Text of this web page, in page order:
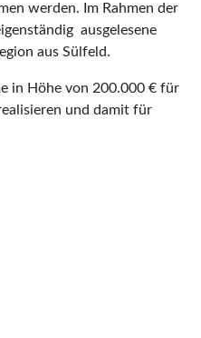
werden. Im Rahmen der
ausgelesene
aus Sülfeld.
in Höhe von 200.000 € für
und damit für